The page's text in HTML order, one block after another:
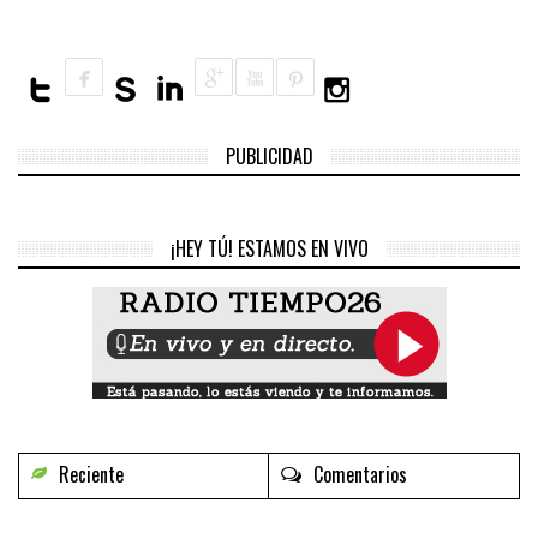
PUBLICIDAD
¡HEY TÚ! ESTAMOS EN VIVO
Reciente Comentarios